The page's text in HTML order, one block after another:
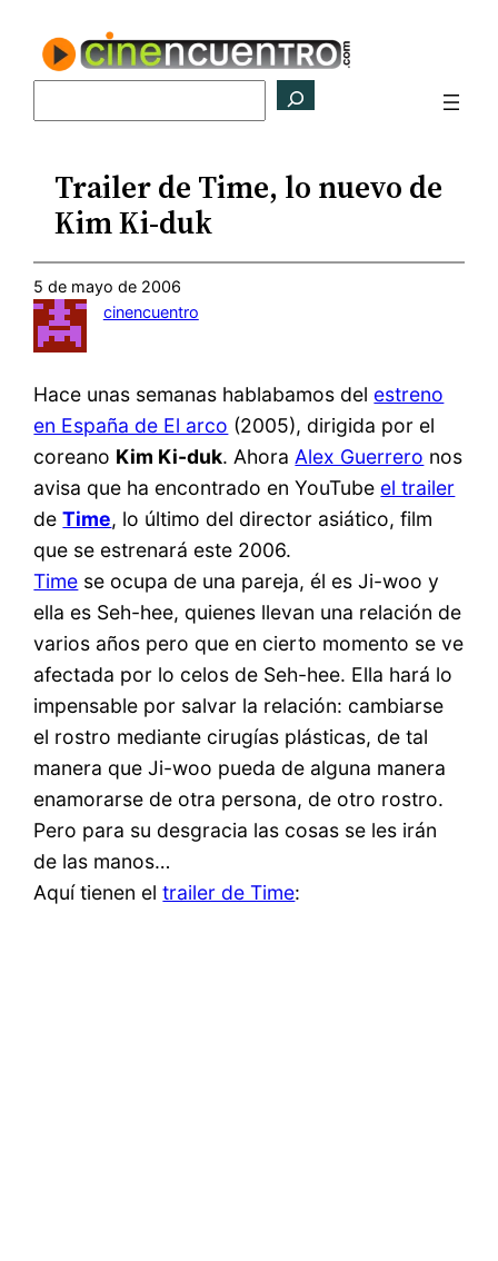
contenido
Trailer de Time, lo nuevo de
Kim Ki-duk
5 de mayo de 2006
cinencuentro
Hace unas semanas hablabamos del estreno
en España de El arco (2005), dirigida por el
coreano Kim Ki-duk. Ahora Alex Guerrero nos
avisa que ha encontrado en YouTube el trailer
deTime, lo último del director asiático, film
que se estrenará este 2006.
Time se ocupa de una pareja, él es Ji-woo y
ella es Seh-hee, quienes llevan una relación de
varios años pero que en cierto momento se ve
afectada por lo celos de Seh-hee. Ella hará lo
impensable por salvar la relación: cambiarse
el rostro mediante cirugías plásticas, de tal
manera que Ji-woo pueda de alguna manera
enamorarse de otra persona, de otro rostro.
Pero para su desgracia las cosas se les irán
de las manos…
Aquí tienen eltrailer de Time: